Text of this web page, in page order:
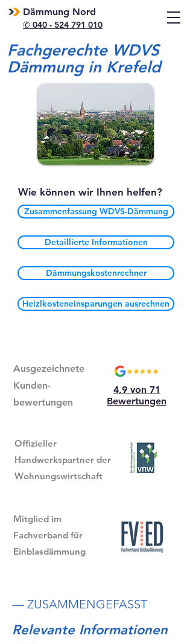
Dämmung Nord
✆ 040 - 524 791 010
Fachgerechte WDVS
Dämmung in Krefeld
Wie können wir Ihnen helfen?
Zusammenfassung WDVS-Dämmung
Detaillierte Informationen
Dämmungskostenrechner
Heizlkosteneinsparungen ausrechnen
Ausgezeichnete
Kunden-
bewertungen
4,9 von 71
Bewertungen
Offizieller
Handwerkspartner der
Wohnungswirtschaft
Mitglied im
Fachverband für
Einblasdämmung
— ZUSAMMENGEFASST
Relevante Informationen